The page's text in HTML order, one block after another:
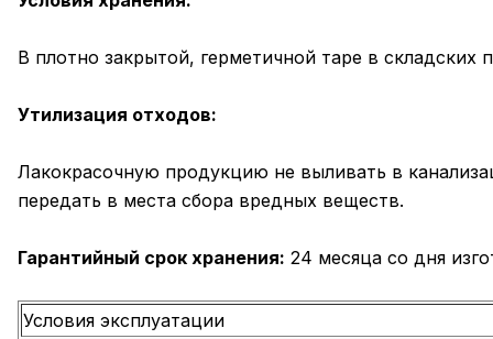
В плотно закрытой, герметичной таре в
Утилизация отходов:
Лакокрасочную продукцию не выливать в
передать в места сбора вредных веществ.
Гарантийный срок хранения: 24 месяца со дня
Условия эксплуатации